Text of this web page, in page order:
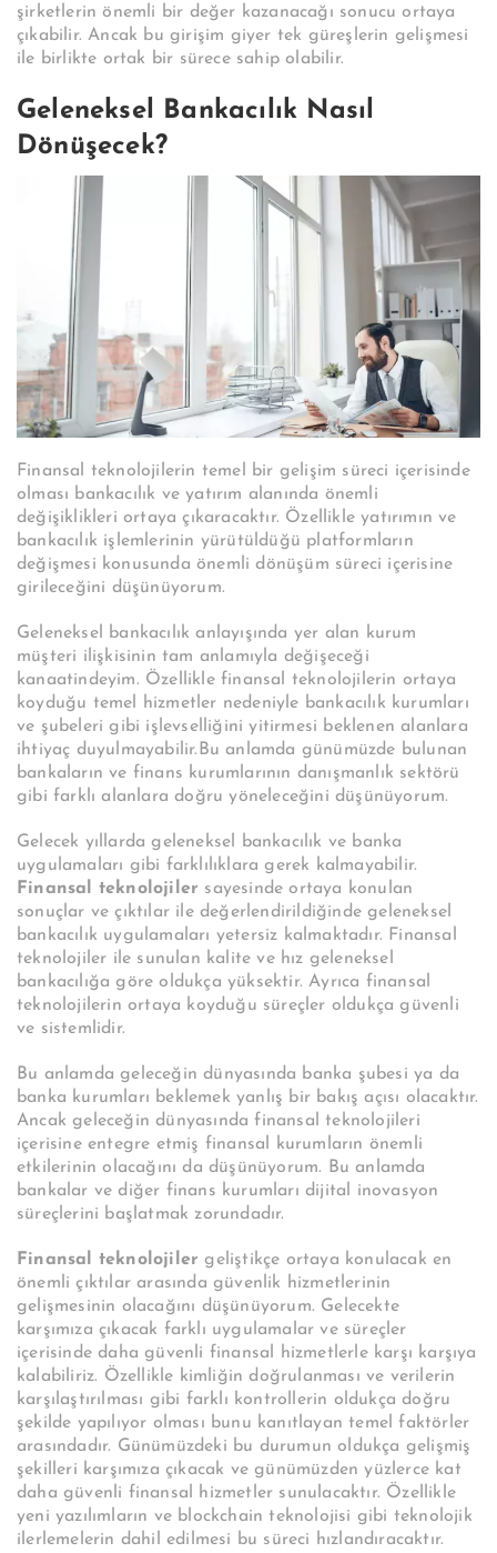
şirketlerin önemli bir değer kazanacağı sonucu ortaya
çıkabilir. Ancak bu girişim giyer tek güreşlerin gelişmesi
ile birlikte ortak bir sürece sahip olabilir.
Geleneksel Bankacılık Nasıl
Dönüşecek?
Finansal teknolojilerin temel bir gelişim süreci içerisinde
olması bankacılık ve yatırım alanında önemli
değişiklikleri ortaya çıkaracaktır. Özellikle yatırımın ve
bankacılık işlemlerinin yürütüldüğü platformların
değişmesi konusunda önemli dönüşüm süreci içerisine
girileceğini düşünüyorum.
Geleneksel bankacılık anlayışında yer alan kurum
müşteri ilişkisinin tam anlamıyla değişeceği
kanaatindeyim. Özellikle finansal teknolojilerin ortaya
koyduğu temel hizmetler nedeniyle bankacılık kurumları
ve şubeleri gibi işlevselliğini yitirmesi beklenen alanlara
ihtiyaç duyulmayabilir.Bu anlamda günümüzde bulunan
bankaların ve finans kurumlarının danışmanlık sektörü
gibi farklı alanlara doğru yöneleceğini düşünüyorum.
Gelecek yıllarda geleneksel bankacılık ve banka
uygulamaları gibi farklılıklara gerek kalmayabilir.
Finansal teknolojiler sayesinde ortaya konulan
sonuçlar ve çıktılar ile değerlendirildiğinde geleneksel
bankacılık uygulamaları yetersiz kalmaktadır. Finansal
teknolojiler ile sunulan kalite ve hız geleneksel
bankacılığa göre oldukça yüksektir. Ayrıca finansal
teknolojilerin ortaya koyduğu süreçler oldukça güvenli
ve sistemlidir.
Bu anlamda geleceğin dünyasında banka şubesi ya da
banka kurumları beklemek yanlış bir bakış açısı olacaktır.
Ancak geleceğin dünyasında finansal teknolojileri
içerisine entegre etmiş finansal kurumların önemli
etkilerinin olacağını da düşünüyorum. Bu anlamda
bankalar ve diğer finans kurumları dijital inovasyon
süreçlerini başlatmak zorundadır.
Finansal teknolojiler geliştikçe ortaya konulacak en
önemli çıktılar arasında güvenlik hizmetlerinin
gelişmesinin olacağını düşünüyorum. Gelecekte
karşımıza çıkacak farklı uygulamalar ve süreçler
içerisinde daha güvenli finansal hizmetlerle karşı karşıya
kalabiliriz. Özellikle kimliğin doğrulanması ve verilerin
karşılaştırılması gibi farklı kontrollerin oldukça doğru
şekilde yapılıyor olması bunu kanıtlayan temel faktörler
arasındadır. Günümüzdeki bu durumun oldukça gelişmiş
şekilleri karşımıza çıkacak ve günümüzden yüzlerce kat
daha güvenli finansal hizmetler sunulacaktır. Özellikle
yeni yazılımların ve blockchain teknolojisi gibi teknolojik
ilerlemelerin dahil edilmesi bu süreci hızlandıracaktır.